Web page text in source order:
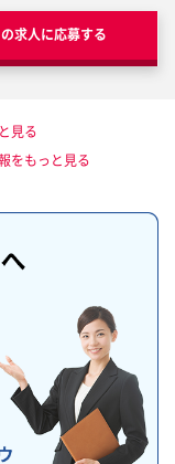
求人に応募する
見る
をもっと見る